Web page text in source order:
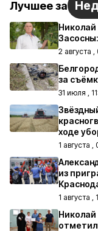
Лучшее за
Николай
2 августа ,
за
31 июля ,
ходе
1 августа ,
из
1 августа ,